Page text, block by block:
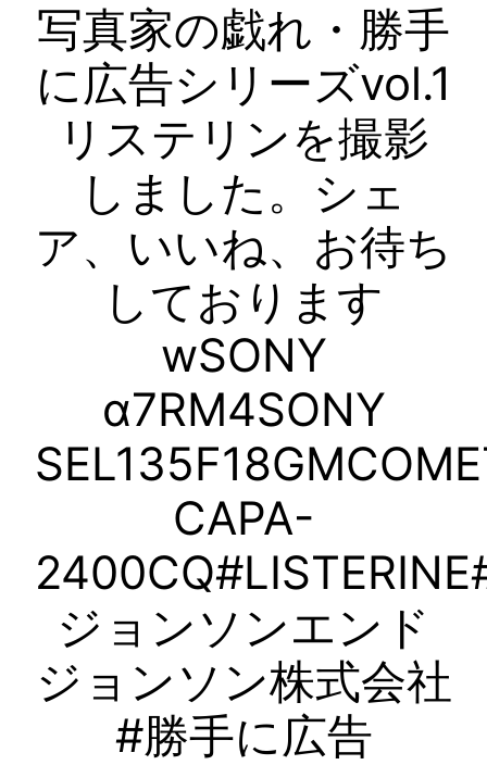
写真家の戯れ・勝手
に広告シリーズvol.1
リステリンを撮影
しました。シェ
ア、いいね、お待ち
しております
wSONY
α7RM4SONY
CAPA-
ジョンソンエンド
ジョンソン株式会社
#勝手に広告